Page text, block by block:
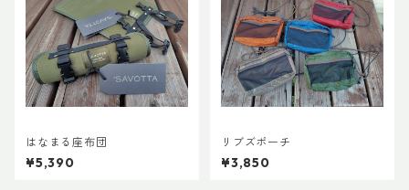
はなまる座布団
¥5,390
リブズポーチ
¥3,850